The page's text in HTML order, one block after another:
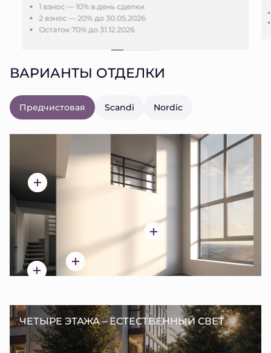
1 взнос — 10% в день сделки
2 взнос — 20% до 30.05.2026
Остаток 70% до 31.12.2026
ВАРИАНТЫ ОТДЕЛКИ
Предчистовая Scandi Nordic
ЧЕТЫРЕ ЭТАЖА – ЕСТЕСТВЕННЫЙ СВЕТ